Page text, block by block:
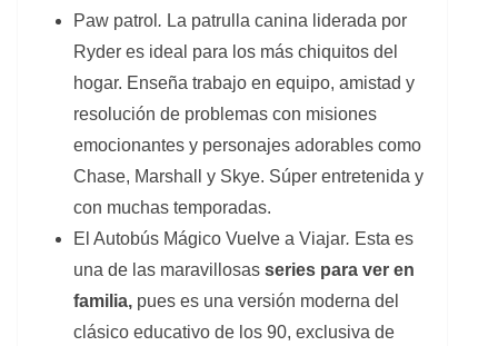
Paw patrol . La patrulla canina liderada por
Ryder es ideal para los más chiquitos del
hogar. Enseña trabajo en equipo, amistad y
resolución de problemas con misiones
emocionantes y personajes adorables como
Chase, Marshall y Skye. Súper entretenida y
con muchas temporadas.
El Autobús Mágico Vuelve a Viajar. Esta es
una de las maravillosas series para ver en
familia, pues es una versión moderna del
clásico educativo de los 90, exclusiva de